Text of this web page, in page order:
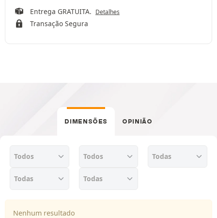
Entrega GRATUITA. Detalhes
Transação Segura
DIMENSÕES OPINIÃO
Nenhum resultado